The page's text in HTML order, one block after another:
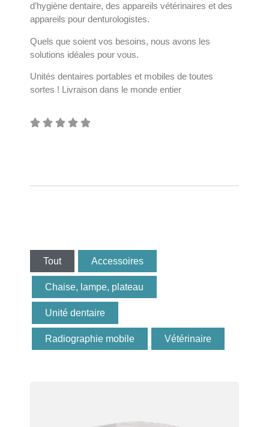
d’hygiène dentaire, des appareils vétérinaires et des
appareils pour denturologistes.
Quels que soient vos besoins, nous avons les
solutions idéales pour vous.
Unités dentaires portables et mobiles de toutes
sortes ! Livraison dans le monde entier
Tout Accessoires
Chaise, lampe, plateau
Unité dentaire
Radiographie mobile Vétérinaire